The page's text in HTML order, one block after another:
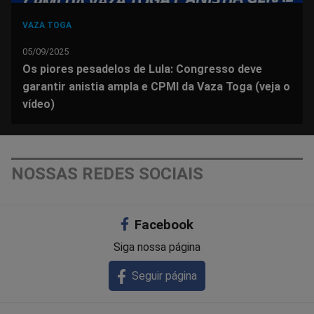
VAZA TOGA
05/09/2025
Os piores pesadelos de Lula: Congresso deve
garantir anistia ampla e CPMI da Vaza Toga (veja o
vídeo)
NOSSAS REDES SOCIAIS
Facebook
Siga nossa página
Seguir página